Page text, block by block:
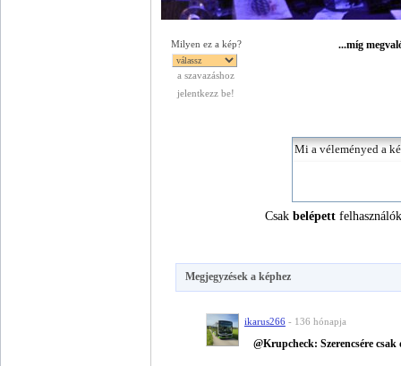
Milyen ez a kép?
a szavazáshoz
jelentkezz be!
...míg
Csakbelépett
Megjegyzések a képhez
ikarus266 - 136 hónapja
@Krupcheck: Szerencsére